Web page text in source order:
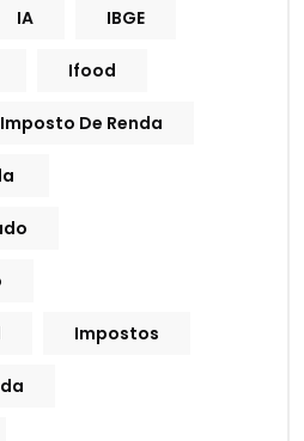
IA IBGE
Ifood
Imposto De Renda
Impostos